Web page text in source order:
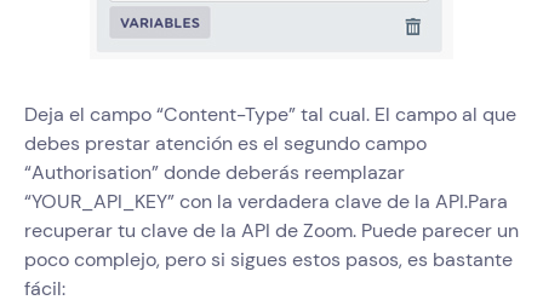
Deja el campo “Content-Type” tal cual. El campo al que
debes prestar atención es el segundo campo
“Authorisation” donde deberás reemplazar
“YOUR_API_KEY” con la verdadera clave de la API.Para
recuperar tu clave de la API de Zoom. Puede parecer un
poco complejo, pero si sigues estos pasos, es bastante
fácil: